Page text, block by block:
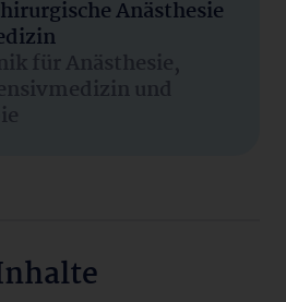
Anästhesie
für Anästhesie,
und